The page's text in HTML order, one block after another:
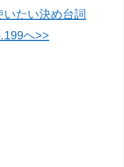
いたい決め台詞
へ>>